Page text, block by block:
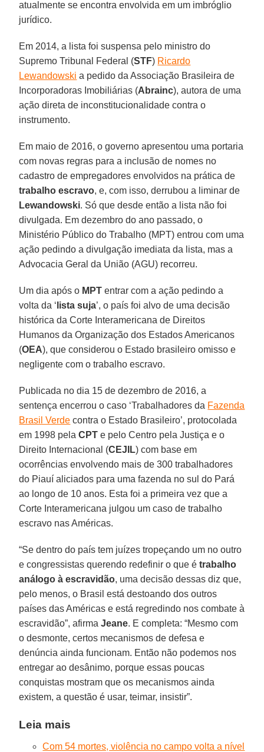
atualmente se encontra envolvida em um imbróglio
jurídico.
Em 2014, a lista foi suspensa pelo ministro do
Supremo Tribunal Federal (STF) Ricardo
Lewandowski a pedido da Associação Brasileira de
Incorporadoras Imobiliárias (Abrainc), autora de uma
ação direta de inconstitucionalidade contra o
instrumento.
Em maio de 2016, o governo apresentou uma portaria
com novas regras para a inclusão de nomes no
cadastro de empregadores envolvidos na prática de
trabalho escravo, e, com isso, derrubou a liminar de
Lewandowski. Só que desde então a lista não foi
divulgada. Em dezembro do ano passado, o
Ministério Público do Trabalho (MPT) entrou com uma
ação pedindo a divulgação imediata da lista, mas a
Advocacia Geral da União (AGU) recorreu.
Um dia após o MPT entrar com a ação pedindo a
volta da ‘ lista suja’, o país foi alvo de uma decisão
histórica da Corte Interamericana de Direitos
Humanos da Organização dos Estados Americanos
(OEA), que considerou o Estado brasileiro omisso e
negligente com o trabalho escravo.
Publicada no dia 15 de dezembro de 2016, a
sentença encerrou o caso ‘Trabalhadores da Fazenda
Brasil Verde contra o Estado Brasileiro’, protocolada
em 1998 pelaCPT e pelo Centro pela Justiça e o
Direito Internacional (CEJIL) com base em
ocorrências envolvendo mais de 300 trabalhadores
do Piauí aliciados para uma fazenda no sul do Pará
ao longo de 10 anos. Esta foi a primeira vez que a
Corte Interamericana julgou um caso de trabalho
escravo nas Américas.
“Se dentro do país tem juízes tropeçando um no outro
e congressistas querendo redefinir o que étrabalho
análogo à escravidão, uma decisão dessas diz que,
pelo menos, o Brasil está destoando dos outros
países das Américas e está regredindo nos combate à
escravidão”, afirmaJeane. E completa: “Mesmo com
o desmonte, certos mecanismos de defesa e
denúncia ainda funcionam. Então não podemos nos
entregar ao desânimo, porque essas poucas
conquistas mostram que os mecanismos ainda
existem, a questão é usar, teimar, insistir”.
Leia mais
Com 54 mortes, violência no campo volta a nível